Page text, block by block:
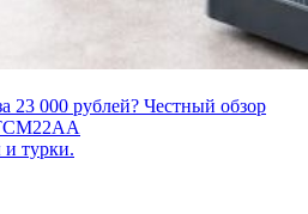
23 000 рублей? Честный обзор
турки.